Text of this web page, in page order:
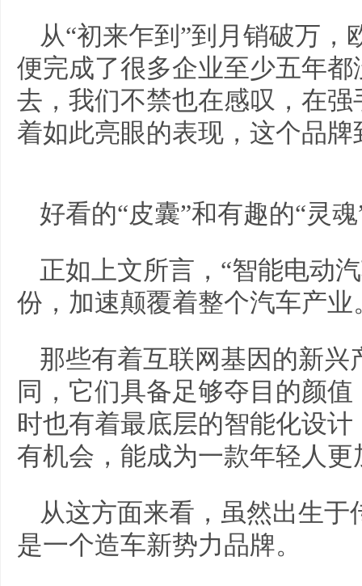
从“初来乍到”到月销破万
便完成了很多企业至少五年
去，我们不禁也在感叹，在
着如此亮眼的表现，这个品
好看的“皮囊”和有趣的“灵
正如上文所言，“智能电动
份，加速颠覆着整个汽车产业
那些有着互联网基因的新
同，它们具备足够夺目的颜
时也有着最底层的智能化设
有机会，能成为一款年轻人
从这方面来看，虽然出生
是一个造车新势力品牌。